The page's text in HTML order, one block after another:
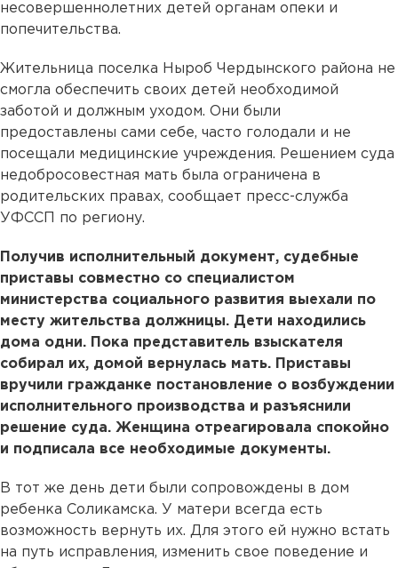
несовершеннолетних детей органам опеки и
попечительства.
Жительница поселка Ныроб Чердынского района не
смогла обеспечить своих детей необходимой
заботой и должным уходом. Они были
предоставлены сами себе, часто голодали и не
посещали медицинские учреждения. Решением суда
недобросовестная мать была ограничена в
родительских правах, сообщает пресс-служба
УФССП по региону.
Получив исполнительный документ, судебные
приставы совместно со специалистом
министерства социального развития выехали по
месту жительства должницы. Дети находились
дома одни. Пока представитель взыскателя
собирал их, домой вернулась мать. Приставы
вручили гражданке постановление о возбуждении
исполнительного производства и разъяснили
решение суда. Женщина отреагировала спокойно
и подписала все необходимые документы.
В тот же день дети были сопровождены в дом
ребенка Соликамска. У матери всегда есть
возможность вернуть их. Для этого ей нужно встать
на путь исправления, изменить свое поведение и